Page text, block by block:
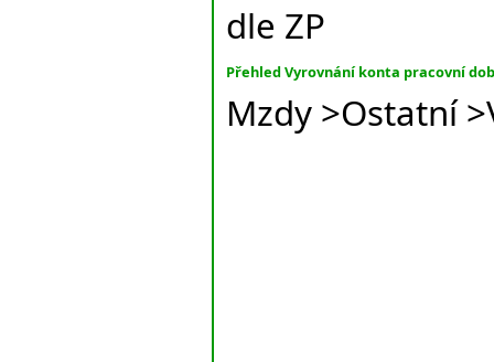
dle ZP
Přehled Vyrovnání konta pracovní
Mzdy >Ostatní